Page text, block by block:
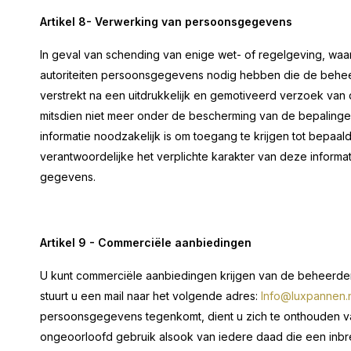
Artikel 8- Verwerking van persoonsgegevens
In geval van schending van enige wet- of regelgeving,
autoriteiten persoonsgegevens nodig hebben die de
verstrekt na een uitdrukkelijk en gemotiveerd verzoek
mitsdien niet meer onder de bescherming van de
informatie noodzakelijk is om toegang te krijgen tot
verantwoordelijke het verplichte karakter van deze
gegevens.
Artikel 9 - Commerciële aanbiedingen
U kunt commerciële aanbiedingen krijgen van de
stuurt u een mail naar het volgende adres:
persoonsgegevens tegenkomt, dient u zich te onthouden
ongeoorloofd gebruik alsook van iedere daad die een